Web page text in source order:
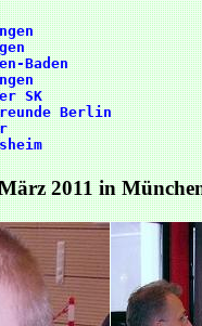
- 6,0 SG
- 3,5 SC
- 7,0 OSG
- 6,0 SC
- 3,5
Schachfreunde
2,5 - 5,5 SG
2011 in